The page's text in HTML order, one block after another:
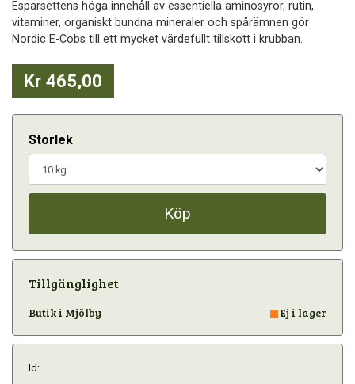
Esparsettens höga innehåll av essentiella aminosyror, rutin,
vitaminer, organiskt bundna mineraler och spårämnen gör
Nordic E-Cobs till ett mycket värdefullt tillskott i krubban.
Kr 465,00
Storlek
Köp
Tillgänglighet
Butik i Mjölby Ej i lager
Id: